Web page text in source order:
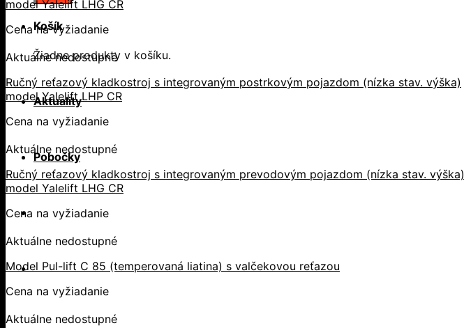
Košík
Žiadne produkty v košíku.
Aktuality
Pobočky
model Yalelift LHG CR
Cena na vyžiadanie
Aktuálne nedostupné
Ručný reťazový kladkostroj s integrovaným postrkovým pojazdom (nízka stav. výška)
model Yalelift LHP CR
Cena na vyžiadanie
Aktuálne nedostupné
Ručný reťazový kladkostroj s integrovaným prevodovým pojazdom (nízka stav. výška)
model Yalelift LHG CR
Cena na vyžiadanie
Aktuálne nedostupné
Model Pul-lift C 85 (temperovaná liatina) s valčekovou reťazou
Cena na vyžiadanie
Aktuálne nedostupné